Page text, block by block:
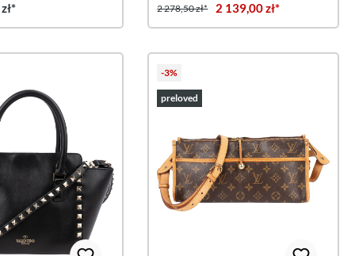
2 278,50 zł* 2 139,00 zł*
-3%
preloved